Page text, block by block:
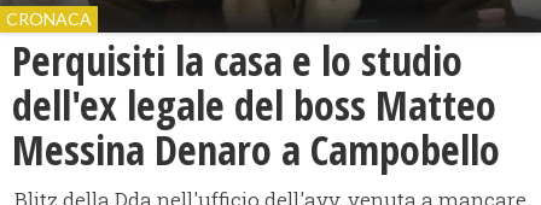
CRONACA
Perquisiti la casa e lo studio
dell'ex legale del boss Matteo
Messina Denaro a Campobello